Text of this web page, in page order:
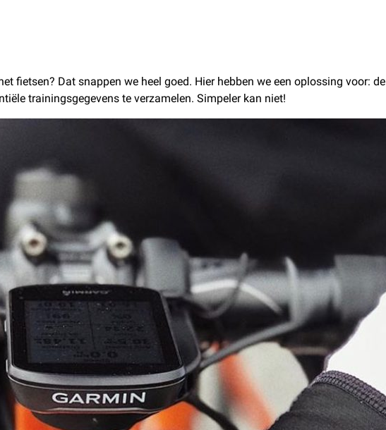
fietsen? Dat snappen we heel goed. Hier hebben we een oplossing voor: de
trainingsgegevens te verzamelen. Simpeler kan niet!